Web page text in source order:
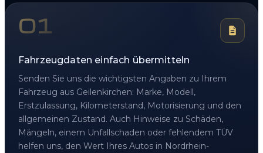
01
Fahrzeugdaten einfach übermitteln
Senden Sie uns die wichtigsten Angaben zu Ihrem
Fahrzeug aus Geilenkirchen: Marke, Modell,
Erstzulassung, Kilometerstand, Motorisierung und den
allgemeinen Zustand. Auch Hinweise zu Schäden,
Mängeln, einem Unfallschaden oder fehlendem TÜV
helfen uns, den Wert Ihres Autos in Nordrhein-